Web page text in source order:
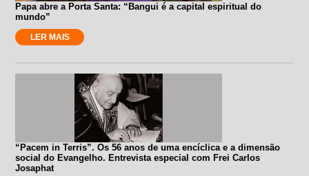
Papa abre a Porta Santa: “Bangui é a capital espiritual do
mundo”
LER MAIS
“Pacem in Terris”. Os 56 anos de uma encíclica e a dimensão
social do Evangelho. Entrevista especial com Frei Carlos
Josaphat